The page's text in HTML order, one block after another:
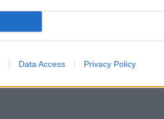
Data Access Privacy Policy